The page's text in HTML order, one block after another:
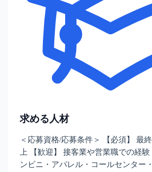
求める人材
＜応募資格/応募条件＞ 【必須】 最
上 【歓迎】 接客業や営業職での経
ンビニ・アパレル・コールセンター